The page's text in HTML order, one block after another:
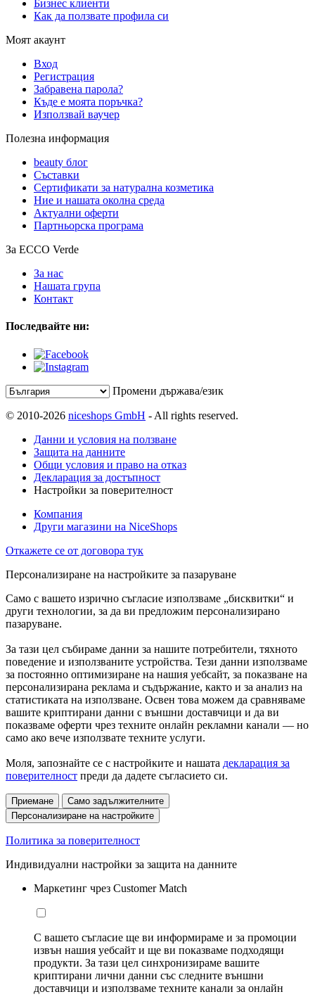
Бизнес клиенти
Как да ползвате профила си
Моят акаунт
Вход
Регистрация
Забравена парола?
Къде е моята поръчка?
Използвай ваучер
Полезна информация
beauty блог
Съставки
Сертификати за натурална козметика
Ние и нашата околна среда
Актуални оферти
Партньорска програма
За ECCO Verde
За нас
Нашата група
Контакт
Последвайте ни:
Промени държава/език
© 2010-2026 niceshops GmbH - All rights reserved.
Данни и условия на ползване
Защита на данните
Общи условия и право на отказ
Декларация за достъпност
Настройки за поверителност
Компания
Други магазини на NiceShops
Откажете се от договора тук
Персонализиране на настройките за пазаруване
Само с вашето изрично съгласие използваме „бисквитки“ и
други технологии, за да ви предложим персонализирано
пазаруване.
За тази цел събираме данни за нашите потребители, тяхното
поведение и използваните устройства. Тези данни използваме
за постоянно оптимизиране на нашия уебсайт, за показване на
персонализирана реклама и съдържание, както и за анализ на
статистиката на използване. Освен това можем да сравняваме
вашите криптирани данни с външни доставчици и да ви
показваме оферти чрез техните онлайн рекламни канали — но
само ако вече използвате техните услуги.
Моля, запознайте се с настройките и нашата декларация за
поверителност преди да дадете съгласието си.
Приемане
Само задължителните
Персонализиране на настройките
Политика за поверителност
Индивидуални настройки за защита на данните
Маркетинг чрез Customer Match
С вашето съгласие ще ви информираме и за промоции
извън нашия уебсайт и ще ви показваме подходящи
продукти. За тази цел синхронизираме вашите
криптирани лични данни със следните външни
доставчици и използваме техните канали за онлайн